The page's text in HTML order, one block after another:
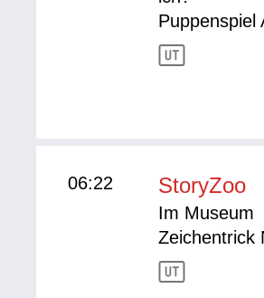
Puppenspiel
06:22 StoryZoo
Im Museum
Zeichentrick